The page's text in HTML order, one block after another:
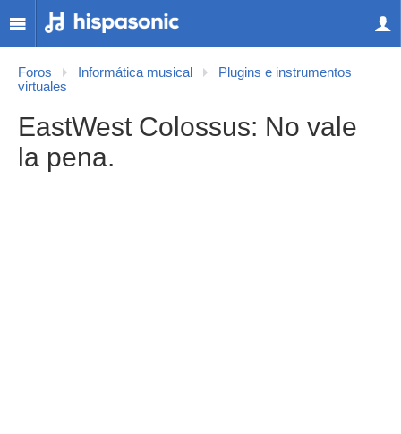
Foros Informática musical
Plugins e instrumentos
virtuales
EastWest Colossus: No vale
la pena.